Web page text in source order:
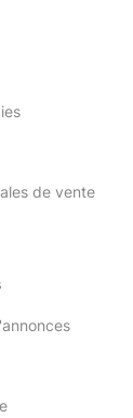
de vente